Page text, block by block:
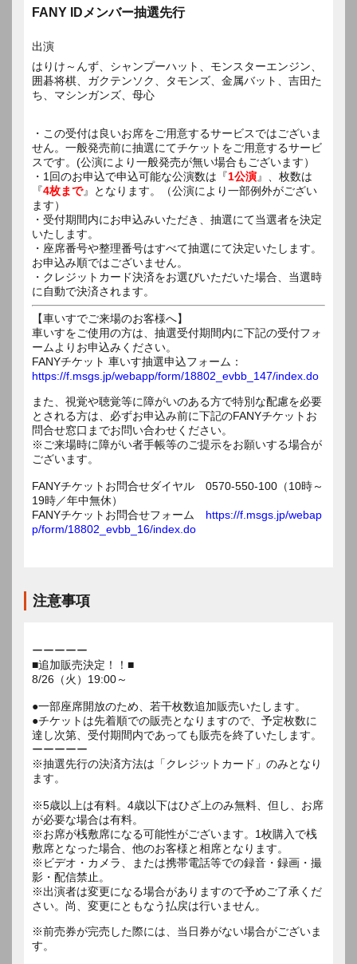
FANY IDメンバー抽選先行
出演
はりけ～んず、シャンプーハット、モンスターエンジン、
囲碁将棋、ガクテンソク、タモンズ、金属バット、吉田た
ち、マシンガンズ、母心
・この受付は良いお席をご用意するサービスではございま
せん。一般発売前に抽選にてチケットをご用意するサービ
スです。(公演により一般発売が無い場合もございます）
・1回のお申込で申込可能な公演数は『1公演』、枚数は
『4枚まで』となります。（公演により一部例外がござい
ます）
・受付期間内にお申込みいただき、抽選にて当選者を決定
いたします。
・座席番号や整理番号はすべて抽選にて決定いたします。
お申込み順ではございません。
・クレジットカード決済をお選びいただいた場合、当選時
に自動で決済されます。
【車いすでご来場のお客様へ】
車いすをご使用の方は、抽選受付期間内に下記の受付フォ
ームよりお申込みください。
FANYチケット 車いす抽選申込フォーム：
https://f.msgs.jp/webapp/form/18802_evbb_147/index.do
また、視覚や聴覚等に障がいのある方で特別な配慮を必要
とされる方は、必ずお申込み前に下記のFANYチケットお
問合せ窓口までお問い合わせください。
※ご来場時に障がい者手帳等のご提示をお願いする場合が
ございます。
FANYチケットお問合せダイヤル 0570-550-100（10時～
19時／年中無休）
FANYチケットお問合せフォーム https://f.msgs.jp/webap
p/form/18802_evbb_16/index.do
注意事項
ーーーーー
■追加販売決定！！■
8/26（火）19:00～
●一部座席開放のため、若干枚数追加販売いたします。
●チケットは先着順での販売となりますので、予定枚数に
達し次第、受付期間内であっても販売を終了いたします。
ーーーーー
※抽選先行の決済方法は「クレジットカード」のみとなり
ます。
※5歳以上は有料。4歳以下はひざ上のみ無料、但し、お席
が必要な場合は有料。
※お席が桟敷席になる可能性がございます。1枚購入で桟
敷席となった場合、他のお客様と相席となります。
※ビデオ・カメラ、または携帯電話等での録音・録画・撮
影・配信禁止。
※出演者は変更になる場合がありますので予めご了承くだ
さい。尚、変更にともなう払戻は行いません。
※前売券が完売した際には、当日券がない場合がございま
す。